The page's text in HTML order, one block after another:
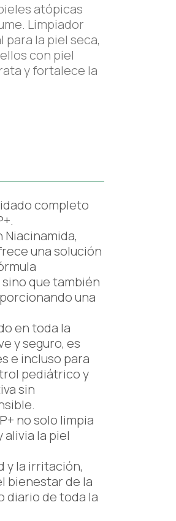
atópicas
Limpiador
la piel seca,
con piel
y fortalece la
completo
una solución
que también
una
en toda la
y seguro, es
e incluso para
pediátrico y
sin
no solo limpia
la piel
y la irritación,
bienestar de la
diario de toda la